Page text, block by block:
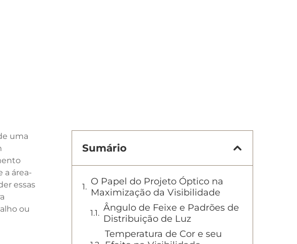
uma
a área-
essas
ou
Sumário
O Papel do Projeto Óptico na
Maximização da Visibilidade
Ângulo de Feixe e Padrões de
Distribuição de Luz
Temperatura de Cor e seu